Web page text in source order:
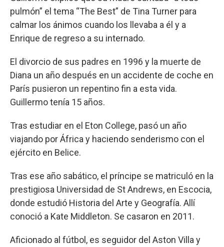
pulmón” el tema “The Best” de Tina Turner para
calmar los ánimos cuando los llevaba a él y a
Enrique de regreso a su internado.
El divorcio de sus padres en 1996 y la muerte de
Diana un año después en un accidente de coche en
París pusieron un repentino fin a esta vida.
Guillermo tenía 15 años.
Tras estudiar en el Eton College, pasó un año
viajando por África y haciendo senderismo con el
ejército en Belice.
Tras ese año sabático, el príncipe se matriculó en la
prestigiosa Universidad de St Andrews, en Escocia,
donde estudió Historia del Arte y Geografía. Allí
conoció a Kate Middleton. Se casaron en 2011.
Aficionado al fútbol, es seguidor del Aston Villa y